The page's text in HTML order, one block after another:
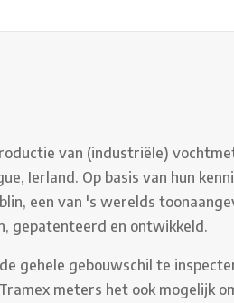
van (industriële)
Ierland. Op basis van hun
een van 's werelds
gepatenteerd en ontwikkeld.
gehele gebouwschil te
meters het ook mogelijk